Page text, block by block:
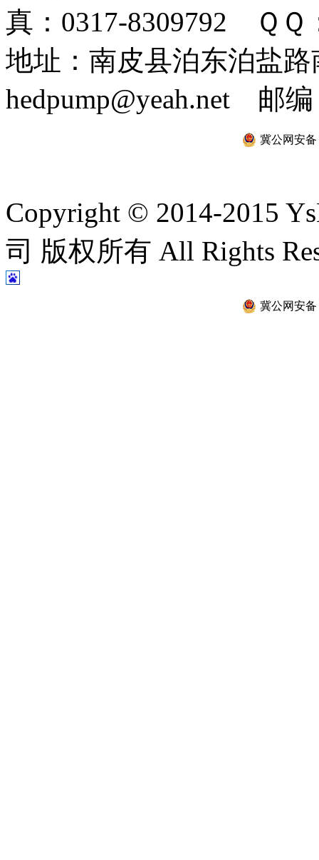
真：0317-8309792 ＱＱ
地址：南皮县泊东泊盐
hedpump@yeah.net 邮编
冀公网安备
Copyright © 2014-2015
司 版权所有 All Rights
冀公网安备